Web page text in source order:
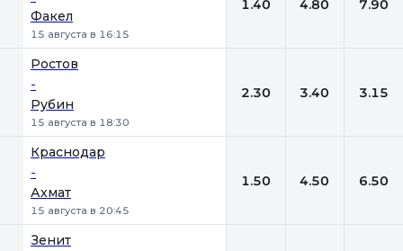
Факел
15 августа в 16:15
1.40 4.80 7.90
Ростов
-
Рубин
15 августа в 18:30
2.30 3.40 3.15
Краснодар
-
Ахмат
15 августа в 20:45
1.50 4.50 6.50
Зенит